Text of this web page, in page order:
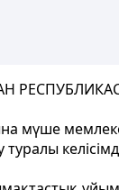
мүше
туралы